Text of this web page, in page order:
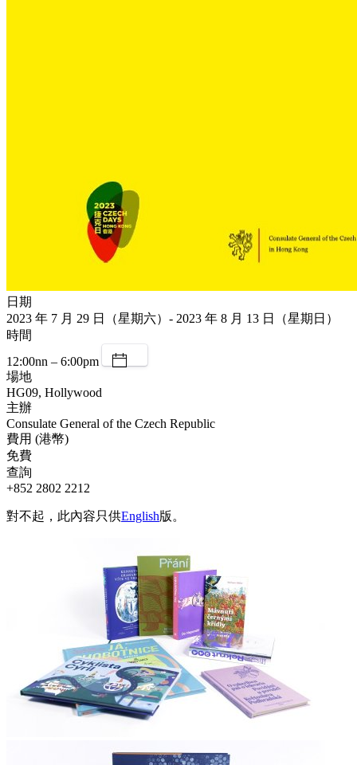
日期
2023 年 7 月 29 日（星期六）- 2023 年 8 月 13 日（星期日）
時間
12:00nn – 6:00pm
場地
HG09, Hollywood
主辦
Consulate General of the Czech Republic
費用 (港幣)
免費
查詢
+852 2802 2212
對不起，此內容只供English版。